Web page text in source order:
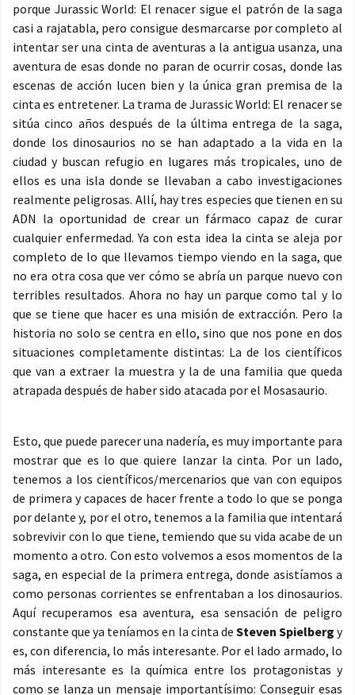
porque Jurassic World: El renacer sigue el patrón de la saga
casi a rajatabla, pero consigue desmarcarse por completo al
intentar ser una cinta de aventuras a la antigua usanza, una
aventura de esas donde no paran de ocurrir cosas, donde las
escenas de acción lucen bien y la única gran premisa de la
cinta es entretener. La trama de Jurassic World: El renacer se
sitúa cinco años después de la última entrega de la saga,
donde los dinosaurios no se han adaptado a la vida en la
ciudad y buscan refugio en lugares más tropicales, uno de
ellos es una isla donde se llevaban a cabo investigaciones
realmente peligrosas. Allí, hay tres especies que tienen en su
ADN la oportunidad de crear un fármaco capaz de curar
cualquier enfermedad. Ya con esta idea la cinta se aleja por
completo de lo que llevamos tiempo viendo en la saga, que
no era otra cosa que ver cómo se abría un parque nuevo con
terribles resultados. Ahora no hay un parque como tal y lo
que se tiene que hacer es una misión de extracción. Pero la
historia no solo se centra en ello, sino que nos pone en dos
situaciones completamente distintas: La de los científicos
que van a extraer la muestra y la de una familia que queda
atrapada después de haber sido atacada por el Mosasaurio.
Esto, que puede parecer una nadería, es muy importante para
mostrar que es lo que quiere lanzar la cinta. Por un lado,
tenemos a los científicos/mercenarios que van con equipos
de primera y capaces de hacer frente a todo lo que se ponga
por delante y, por el otro, tenemos a la familia que intentará
sobrevivir con lo que tiene, temiendo que su vida acabe de un
momento a otro. Con esto volvemos a esos momentos de la
saga, en especial de la primera entrega, donde asistíamos a
como personas corrientes se enfrentaban a los dinosaurios.
Aquí recuperamos esa aventura, esa sensación de peligro
constante que ya teníamos en la cinta de Steven Spielberg y
es, con diferencia, lo más interesante. Por el lado armado, lo
más interesante es la química entre los protagonistas y
como se lanza un mensaje importantísimo: Conseguir esas